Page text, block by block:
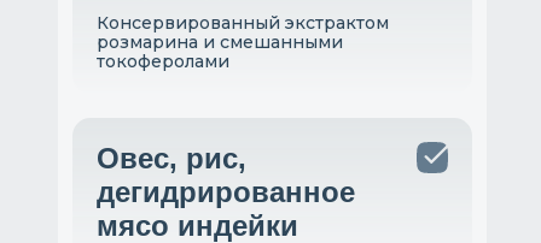
Овес, рис,
дегидрированное
мясо индейки
Консервированный экстрактом
розмарина и смешанными
токоферолами